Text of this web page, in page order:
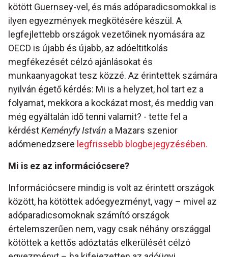
kötött Guernsey-vel, és más adóparadicsomokkal is
ilyen egyezmények megkötésére készül. A
legfejlettebb országok vezetőinek nyomására az
OECD is újabb és újabb, az adóeltitkolás
megfékezését célzó ajánlásokat és
munkaanyagokat tesz közzé. Az érintettek számára
nyilván égető kérdés: Mi is a helyzet, hol tart ez a
folyamat, mekkora a kockázat most, és meddig van
még egyáltalán idő tenni valamit? - tette fel a
kérdéstKeményfy István a Mazars szenior
adómenedzsere legfrissebb blogbejegyzésében.
Mi is ez az információcsere?
Információcsere mindig is volt az érintett országok
között, ha kötöttek adóegyezményt, vagy – mivel az
adóparadicsomoknak számító országok
értelemszerűen nem, vagy csak néhány országgal
kötöttek a kettős adóztatás elkerülését célzó